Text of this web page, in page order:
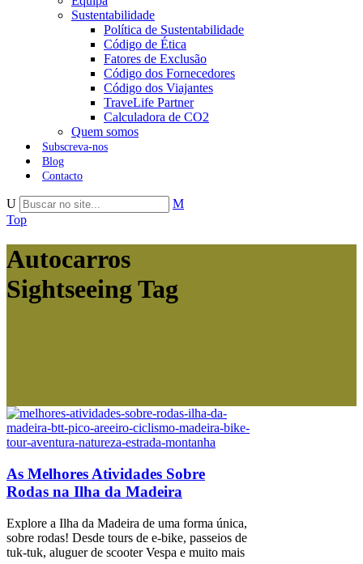
Sustentabilidade
Política de Sustentabilidade
Código de Ética
Fatores de Exclusão
Código dos Fornecedores
Código dos Viajantes
TraveLife Partner
Calculadora de CO2
Quem somos
Subscreva-nos
Blog
Contacto
Top
Autocarros
Sightseeing Tag
As Melhores Atividades Sobre
Rodas na Ilha da Madeira
Explore a Ilha da Madeira de uma forma única,
sobre rodas! Desde tours de e-bike, passeios de
tuk-tuk, aluguer de scooter Vespa e muito mais